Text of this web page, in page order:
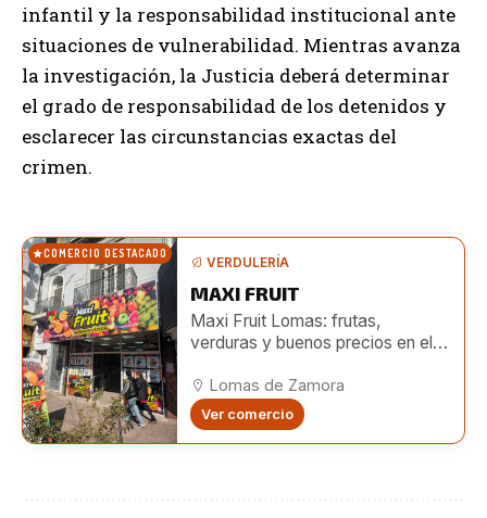
infantil y la responsabilidad institucional ante
situaciones de vulnerabilidad. Mientras avanza
la investigación, la Justicia deberá determinar
el grado de responsabilidad de los detenidos y
esclarecer las circunstancias exactas del
crimen.
COMERCIO DESTACADO
VERDULERÍA
MAXI FRUIT
Maxi Fruit Lomas: frutas,
verduras y buenos precios en el
Lomas de Zamora
Ver comercio